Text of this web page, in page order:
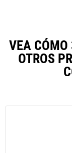
VEA
OTROS